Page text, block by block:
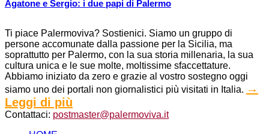
Agatone e Sergio: i due papi di Palermo
Ti piace Palermoviva? Sostienici. Siamo un gruppo di
persone accomunate dalla passione per la Sicilia, ma
soprattutto per Palermo, con la sua storia millenaria, la sua
cultura unica e le sue molte, moltissime sfaccettature.
Abbiamo iniziato da zero e grazie al vostro sostegno oggi
siamo uno dei portali non giornalistici più visitati in Italia. →
Leggi di più
Contattaci: postmaster@palermoviva.it